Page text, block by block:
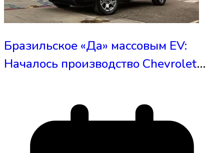
Бразильское «Да» массовым EV:
Началось производство Chevrolet